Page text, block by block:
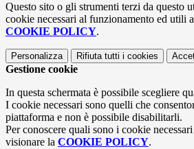
Questo sito o gli strumenti terzi da questo
cookie necessari al funzionamento ed utili
COOKIE POLICY.
Personalizza Rifiuta tutti i cookies
Gestione cookie
In questa schermata è possibile scegliere
I cookie necessari sono quelli che
piattaforma e non è possibile disabilitarli.
Per conoscere quali sono i cookie
visionare la COOKIE POLICY.